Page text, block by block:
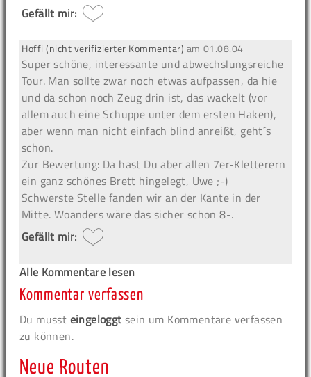
Gefällt mir:
Hoffi (nicht verifizierter Kommentar) am 01.08.04
Super schöne, interessante und abwechslungsreiche
Tour. Man sollte zwar noch etwas aufpassen, da hie
und da schon noch Zeug drin ist, das wackelt (vor
allem auch eine Schuppe unter dem ersten Haken),
aber wenn man nicht einfach blind anreißt, geht´s
schon.
Zur Bewertung: Da hast Du aber allen 7er-Kletterern
ein ganz schönes Brett hingelegt, Uwe ;-)
Schwerste Stelle fanden wir an der Kante in der
Mitte. Woanders wäre das sicher schon 8-.
Gefällt mir:
Alle Kommentare lesen
Kommentar verfassen
Du musst eingeloggt sein um Kommentare verfassen
zu können.
Neue Routen